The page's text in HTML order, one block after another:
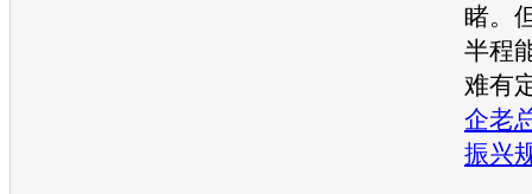
睹。
半程
难有
企老
振兴